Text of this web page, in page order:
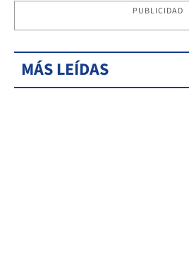
PUBLICIDAD
MÁS LEÍDAS